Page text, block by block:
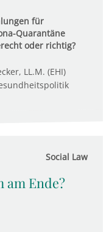
für
Quarantäne
oder richtig?
LL.M. (EHI)
Social Law
am Ende?